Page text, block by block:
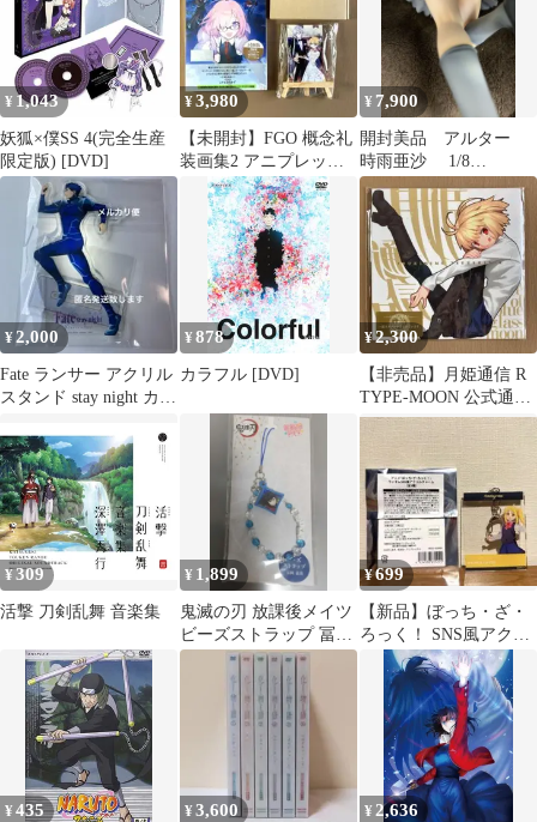
¥ 1,043
妖狐×僕SS 4(完全生産
限定版) [DVD]
¥3,980
【未開封】FGO 概念礼
装画集2 アニプレック
ス限定版 キャンバスア
ート付
¥ 7,900
開封美品 アルター
時雨亜沙 1/8
shuffle！ シャッフ
ル フィギュア
¥2,000
Fate ランサー アクリル
スタンド stay night カフ
¥878
カラフル [DVD]
¥2,300
【非売品】月姫通信 R
TYPE-MOON 公式通販
限定特典 奈須きのこ 武
¥309
活撃 刀剣乱舞 音楽集
¥ 1,899
鬼滅の刃 放課後メイツ
ビーズストラップ 冨岡
義勇
¥699
【新品】ぼっち・ざ・
ろっく！ SNS風アクリ
ルチャーム 伊地知虹夏
¥435 ¥3,600 ¥ 2,636